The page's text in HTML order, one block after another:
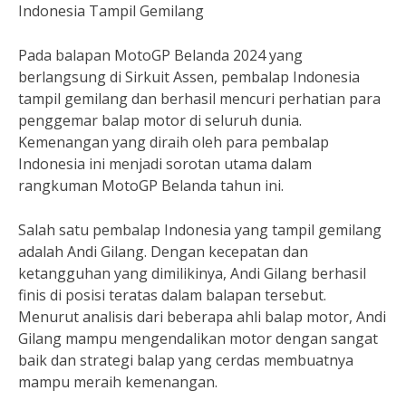
Indonesia Tampil Gemilang
Pada balapan MotoGP Belanda 2024 yang
berlangsung di Sirkuit Assen, pembalap Indonesia
tampil gemilang dan berhasil mencuri perhatian para
penggemar balap motor di seluruh dunia.
Kemenangan yang diraih oleh para pembalap
Indonesia ini menjadi sorotan utama dalam
rangkuman MotoGP Belanda tahun ini.
Salah satu pembalap Indonesia yang tampil gemilang
adalah Andi Gilang. Dengan kecepatan dan
ketangguhan yang dimilikinya, Andi Gilang berhasil
finis di posisi teratas dalam balapan tersebut.
Menurut analisis dari beberapa ahli balap motor, Andi
Gilang mampu mengendalikan motor dengan sangat
baik dan strategi balap yang cerdas membuatnya
mampu meraih kemenangan.